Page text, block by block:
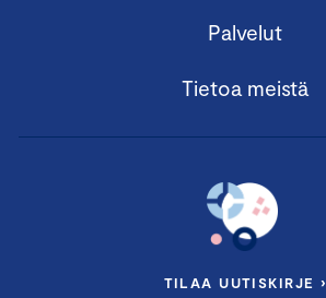
Palvelut
Tietoa meistä
TILAA UUTISKIRJE ›